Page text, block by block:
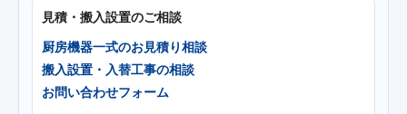
見積・搬入設置のご相談
厨房機器一式のお見積り相談
搬入設置・入替工事の相談
お問い合わせフォーム